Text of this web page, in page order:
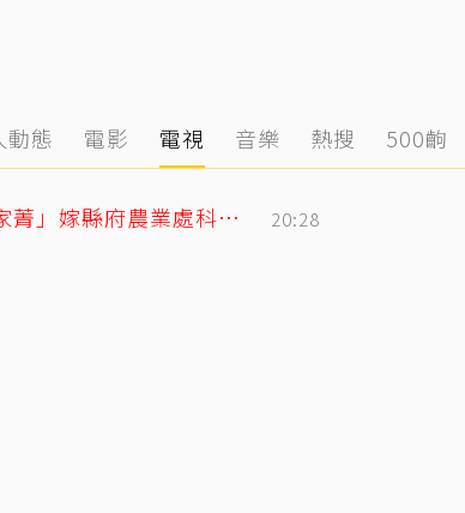
動態 電影 電視 音樂 熱搜 500齣
姜厚任小2輪女友前夫曝光！以「余家菁」嫁縣府農業處科長 交往3月閃婚 20:28